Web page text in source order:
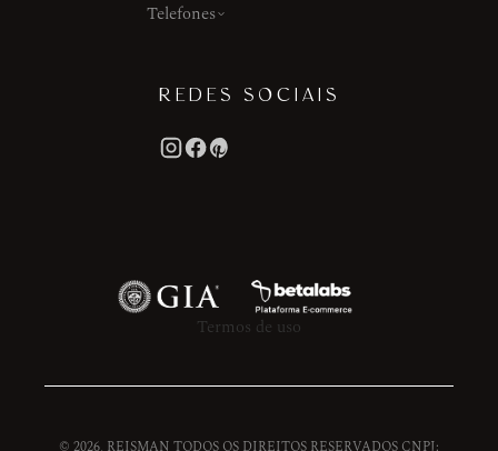
Telefones
REDES SOCIAIS
Termos de uso